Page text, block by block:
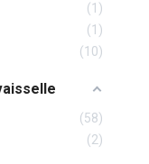
1
1
10
58
2